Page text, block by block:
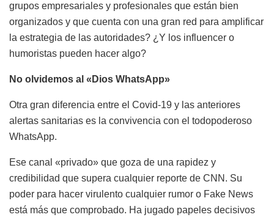
grupos empresariales y profesionales que están bien
organizados y que cuenta con una gran red para amplificar
la estrategia de las autoridades? ¿Y los influencer o
humoristas pueden hacer algo?
No olvidemos al «Dios WhatsApp»
Otra gran diferencia entre el Covid-19 y las anteriores
alertas sanitarias es la convivencia con el todopoderoso
WhatsApp.
Ese canal «privado» que goza de una rapidez y
credibilidad que supera cualquier reporte de CNN. Su
poder para hacer virulento cualquier rumor o Fake News
está más que comprobado. Ha jugado papeles decisivos